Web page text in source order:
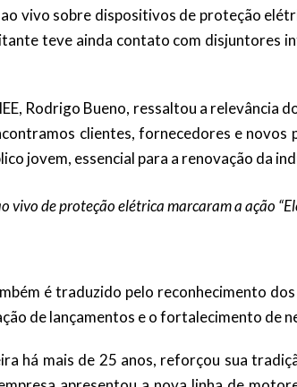
vivo sobre dispositivos de proteção
teve ainda contato com disjuntores
Rodrigo Bueno, ressaltou a relevância
clientes, fornecedores e novos
jovem, essencial para a renovação da
vivo de proteção elétrica marcaram a ação
é traduzido pelo reconhecimento
de lançamentos e o fortalecimento de
há mais de 25 anos, reforçou sua